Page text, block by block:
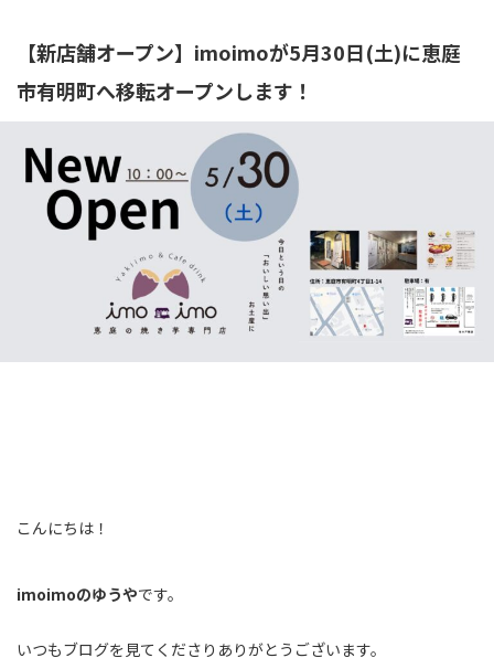
【新店舗オープン】imoimoが5月30日(土)に恵庭
市有明町へ移転オープンします！
こんにちは！
imoimoのゆうやです。
いつもブログを見てくださりありがとうございます。